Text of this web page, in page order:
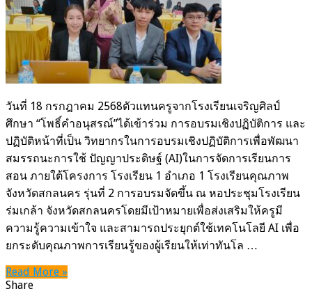
ใช้
AI
ใน
การ
จัดการ
เรียน
การ
สอน
วันที่ 18 กรกฎาคม 2568ตัวแทนครูจากโรงเรียนเจริญศิลป์
ศึกษา “โพธิ์คำอนุสรณ์”ได้เข้าร่วม การอบรมเชิงปฏิบัติการ และ
ปฏิบัติหน้าที่เป็น วิทยากรในการอบรมเชิงปฏิบัติการเพื่อพัฒนา
สมรรถนะการใช้ ปัญญาประดิษฐ์ (AI)ในการจัดการเรียนการ
สอน ภายใต้โครงการ โรงเรียน 1 อำเภอ 1 โรงเรียนคุณภาพ
จังหวัดสกลนคร รุ่นที่ 2 การอบรมจัดขึ้น ณ หอประชุมโรงเรียน
ร่มเกล้า จังหวัดสกลนครโดยมีเป้าหมายเพื่อส่งเสริมให้ครูมี
ความรู้ความเข้าใจ และสามารถประยุกต์ใช้เทคโนโลยี AI เพื่อ
ยกระดับคุณภาพการเรียนรู้ของผู้เรียนให้เท่าทันโล …
Read More »
Share